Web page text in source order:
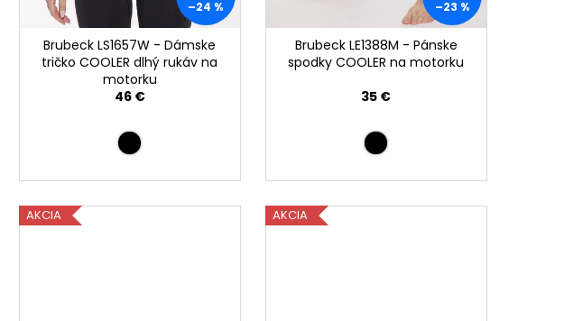
–24 %
Brubeck LS1657W - Dámske
tričko COOLER dlhý rukáv na
motorku
46 €
–23 %
Brubeck LE1388M - Pánske
spodky COOLER na motorku
35 €
AKCIA AKCIA